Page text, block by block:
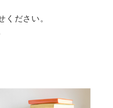
ください。